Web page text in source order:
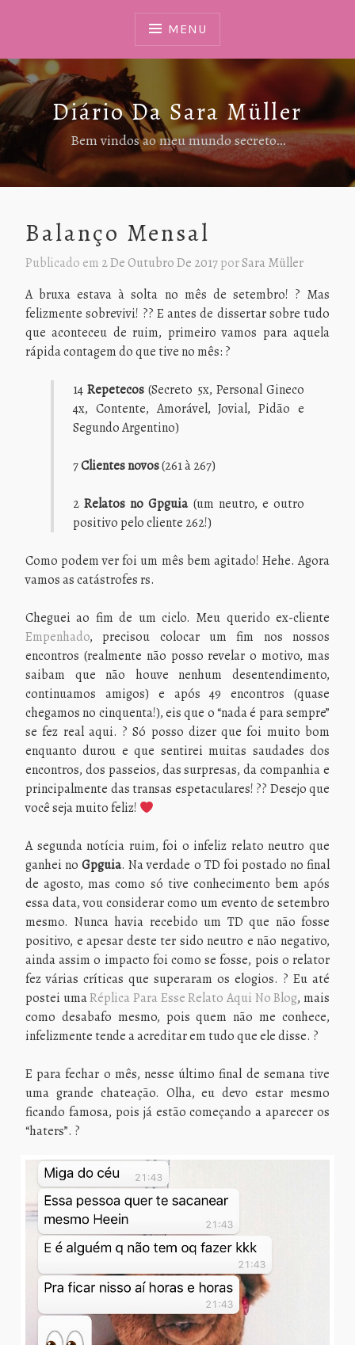
MENU
Diário Da Sara Müller
Bem vindos ao meu mundo secreto…
Balanço Mensal
Publicado em 2 De Outubro De 2017porSara Müller
A bruxa estava à solta no mês de setembro! ? Mas
felizmente sobrevivi! ?? E antes de dissertar sobre tudo
que aconteceu de ruim, primeiro vamos para aquela
rápida contagem do que tive no mês: ?
14Repetecos (Secreto 5x, Personal Gineco
4x, Contente, Amorável, Jovial, Pidão e
Segundo Argentino)
7Clientes novos(261 à 267)
2Relatos no Gpguia(um neutro, e outro
positivo pelo cliente 262!)
Como podem ver foi um mês bem agitado! Hehe. Agora
vamos as catástrofes rs.
Cheguei ao fim de um ciclo. Meu querido ex-cliente
Empenhado, precisou colocar um fim nos nossos
encontros (realmente não posso revelar o motivo, mas
saibam que não houve nenhum desentendimento,
continuamos amigos) e após 49 encontros (quase
chegamos no cinquenta!), eis que o “nada é para sempre”
se fez real aqui. ? Só posso dizer que foi muito bom
enquanto durou e que sentirei muitas saudades dos
encontros, dos passeios, das surpresas, da companhia e
principalmente das transas espetaculares! ?? Desejo que
você seja muito feliz!
A segunda notícia ruim, foi o infeliz relato neutro que
ganhei noGpguia. Na verdade o TD foi postado no final
de agosto, mas como só tive conhecimento bem após
essa data, vou considerar como um evento de setembro
mesmo. Nunca havia recebido um TD que não fosse
positivo, e apesar deste ter sido neutro e não negativo,
ainda assim o impacto foi como se fosse, pois o relator
fez várias críticas que superaram os elogios. ? Eu até
postei umaRéplica Para Esse Relato Aqui No Blog, mais
como desabafo mesmo, pois quem não me conhece,
infelizmente tende a acreditar em tudo que ele disse. ?
E para fechar o mês, nesse último final de semana tive
uma grande chateação. Olha, eu devo estar mesmo
ficando famosa, pois já estão começando a aparecer os
“haters”. ?